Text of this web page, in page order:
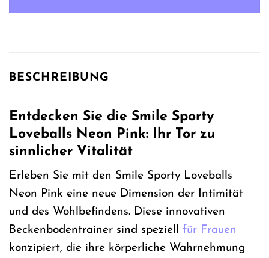
BESCHREIBUNG
Entdecken Sie die Smile Sporty
Loveballs Neon Pink: Ihr Tor zu
sinnlicher Vitalität
Erleben Sie mit den Smile Sporty Loveballs
Neon Pink eine neue Dimension der Intimität
und des Wohlbefindens. Diese innovativen
Beckenbodentrainer sind speziell für Frauen
konzipiert, die ihre körperliche Wahrnehmung